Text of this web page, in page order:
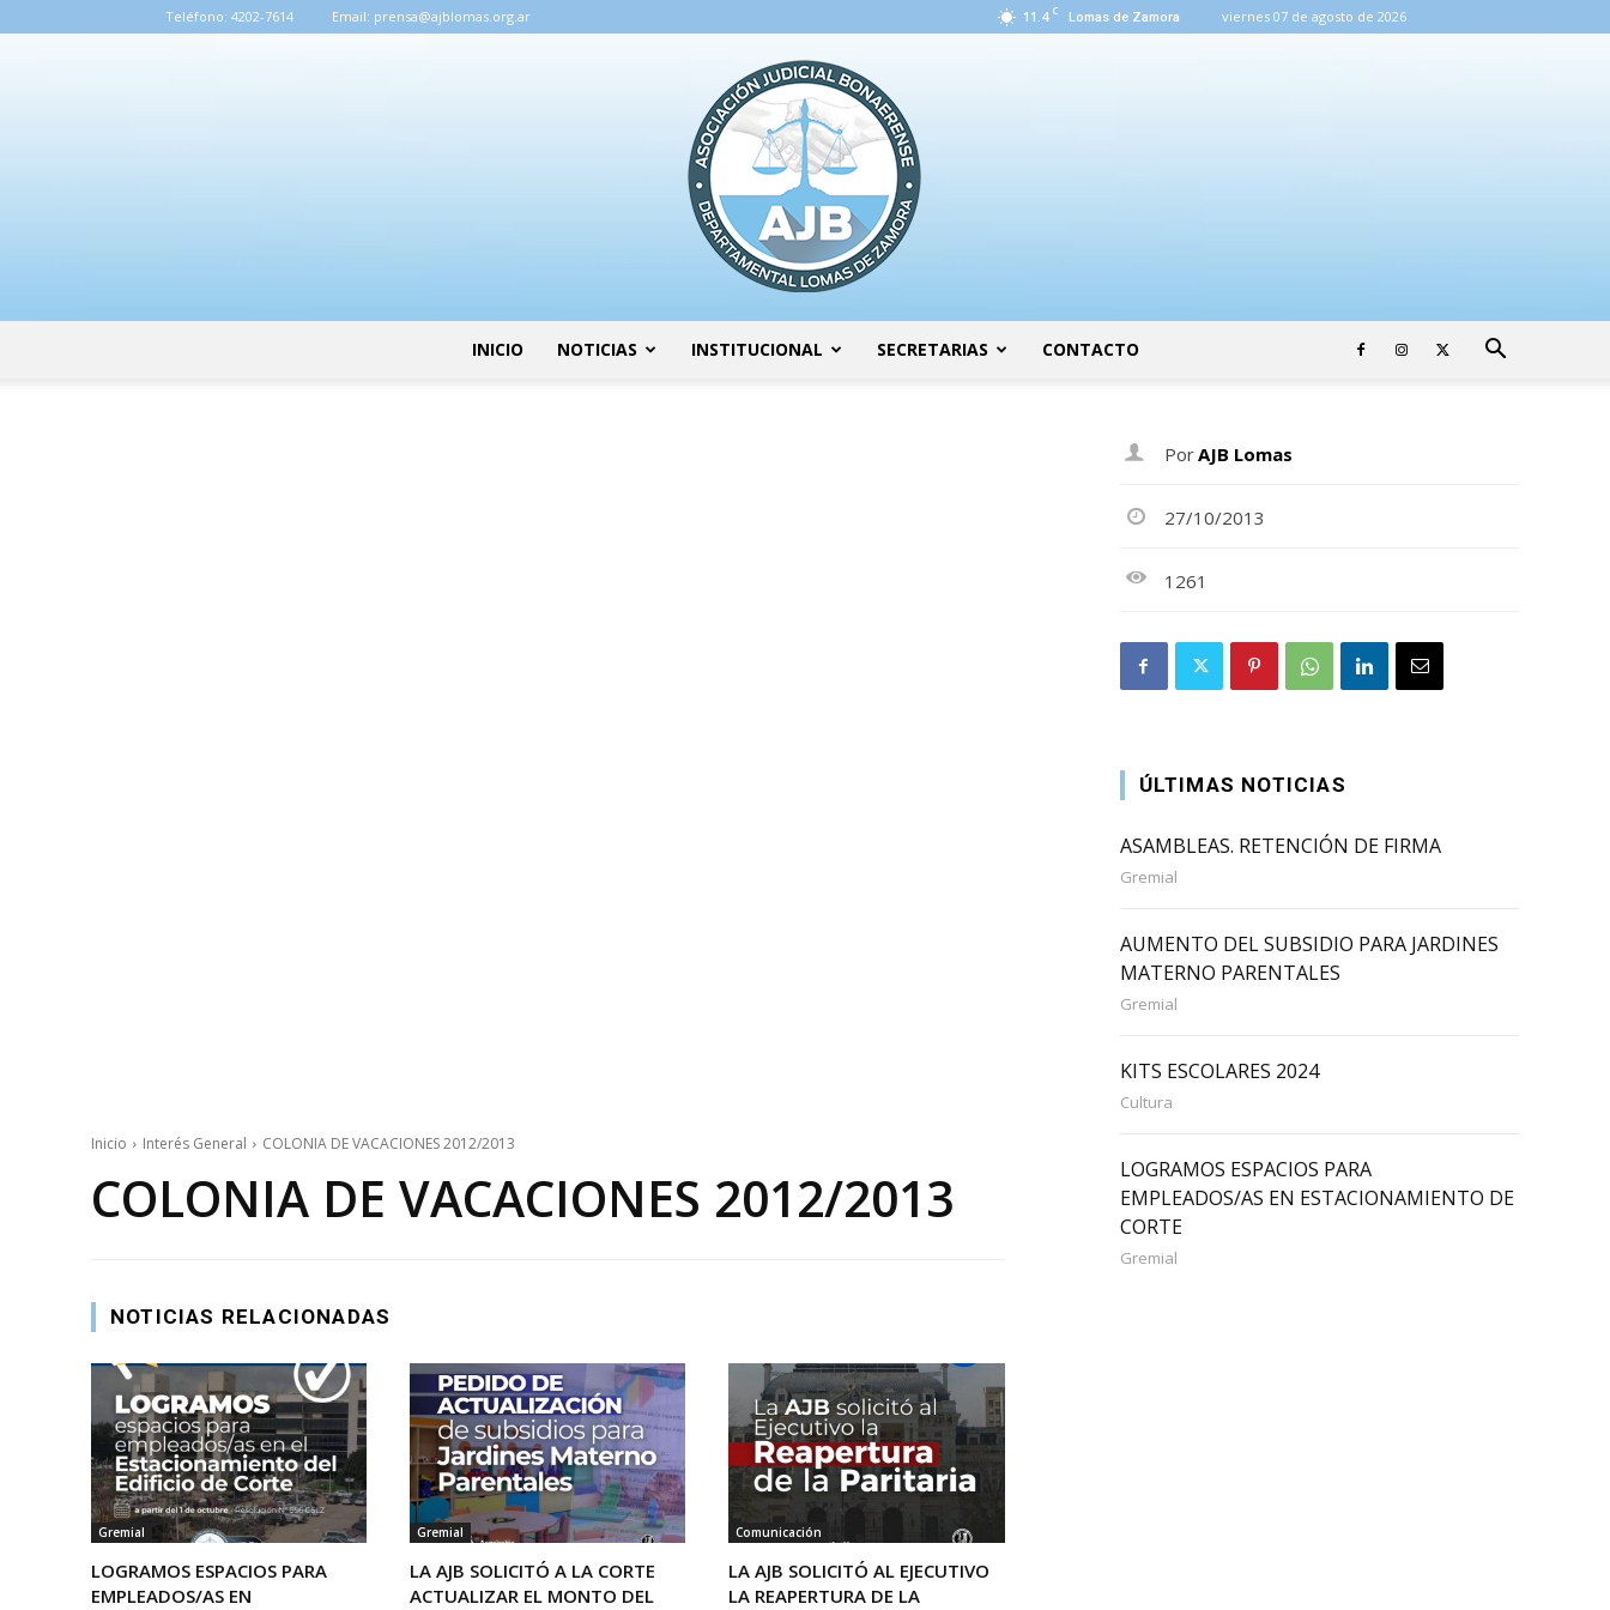
11.4 C Lomas de Zamora viernes 07 de agosto de 2026
Teléfono: 4202-7614 Email: prensa@ajblomas.org.ar
INICIO NOTICIAS INSTITUCIONAL SECRETARIAS CONTACTO
Inicio Interés General COLONIA DE VACACIONES 2012/2013
COLONIA DE VACACIONES 2012/2013
NOTICIAS RELACIONADAS
Gremial
LOGRAMOS ESPACIOS PARA
EMPLEADOS/AS EN
Gremial
LA AJB SOLICITÓ A LA CORTE
ACTUALIZAR EL MONTO DEL
Comunicación
LA AJB SOLICITÓ AL EJECUTIVO
LA REAPERTURA DE LA
PorAJB Lomas
27/10/2013
1261
ÚLTIMAS NOTICIAS
ASAMBLEAS. RETENCIÓN DE FIRMA
Gremial
AUMENTO DEL SUBSIDIO PARA JARDINES
MATERNO PARENTALES
Gremial
KITS ESCOLARES 2024
Cultura
LOGRAMOS ESPACIOS PARA
EMPLEADOS/AS EN ESTACIONAMIENTO DE
CORTE
Gremial